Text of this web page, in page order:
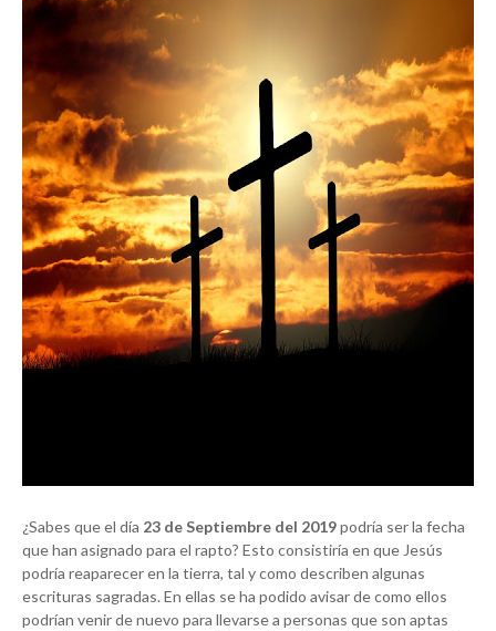
¿Sabes que el día 23 de Septiembre del 2019podría ser la fecha
que han asignado para el rapto? Esto consistiría en que Jesús
podría reaparecer en la tierra, tal y como describen algunas
escrituras sagradas. En ellas se ha podido avisar de como ellos
podrían venir de nuevo para llevarse a personas que son aptas